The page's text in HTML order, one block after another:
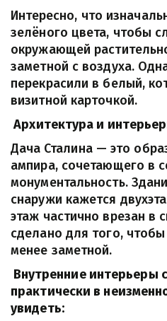
Интересно, что
зелёного цвета, чтобы
окружающей
заметной с воздуха.
перекрасили в белый,
визитной карточкой.
Архитектура и
Дача Сталина — это
ампира, сочетающего в
монументальность.
снаружи кажется
этаж частично врезан в
сделано для того,
менее заметной.
практически в
увидеть: